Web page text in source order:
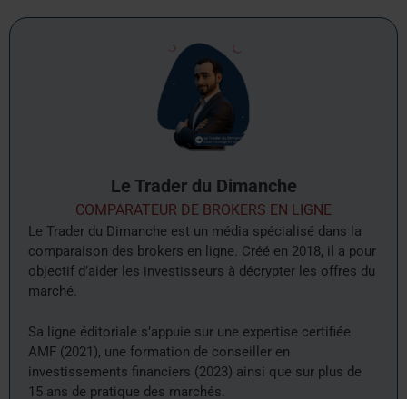
Le Trader du Dimanche
COMPARATEUR DE BROKERS EN LIGNE
Le Trader du Dimanche est un média spécialisé dans la
comparaison des brokers en ligne. Créé en 2018, il a pour
objectif d’aider les investisseurs à décrypter les offres du
marché.
Sa ligne éditoriale s’appuie sur une expertise certifiée
AMF (2021), une formation de conseiller en
investissements financiers (2023) ainsi que sur plus de
15 ans de pratique des marchés.